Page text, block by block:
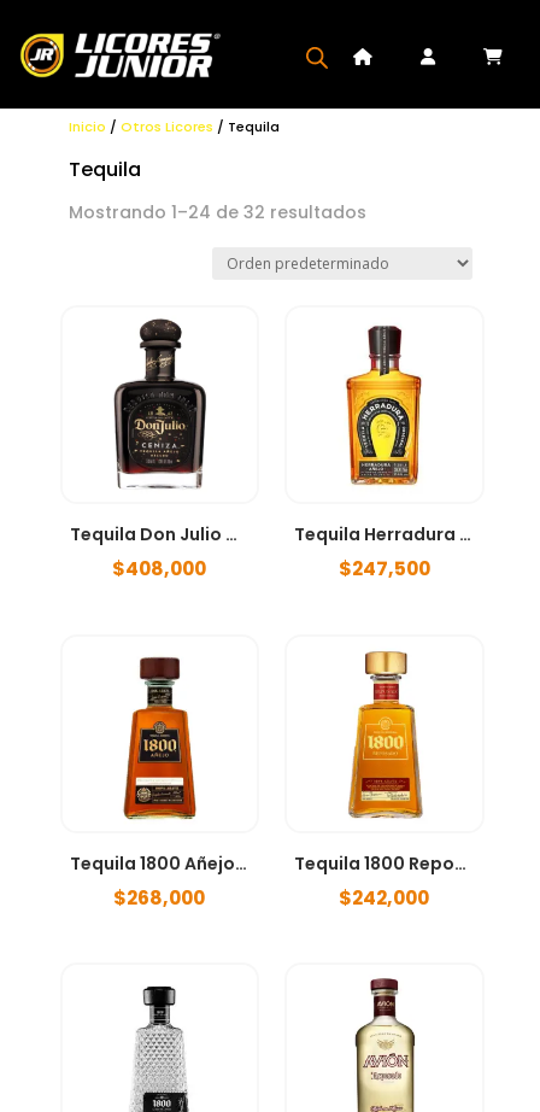
Inicio / Otros Licores / Tequila
Tequila
Mostrando 1–24 de 32 resultados
Tequila Don Julio Ceniza
$408,000
Tequila Herradura Añejo 750ml
$247,500
Tequila 1800 Añejo 750ml
$268,000
Tequila 1800 Reposado 750ml
$242,000